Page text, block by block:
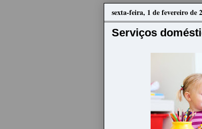
sexta-feira, 1 de fevereiro de
Serviços